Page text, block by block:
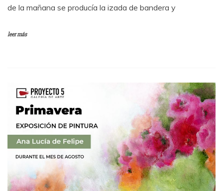
de la mañana se producía la izada de bandera y
leer más